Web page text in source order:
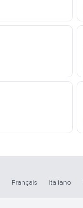
Français Italiano